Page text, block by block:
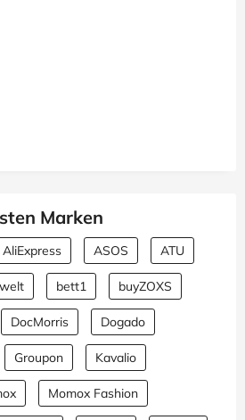
Marken
AliExpress ASOS ATU
bett1 buyZOXS
DocMorris Dogado
Groupon Kavalio
Momox Fashion